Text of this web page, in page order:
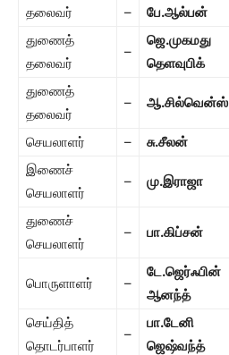
தலைவர் – பே.ஆல்பன்
துணைத்
தலைவர்
–
ஜெ.முகமது
தெளவுபிக்
துணைத்
தலைவர்
– ஆ.சில்வென்ஸ்
செயலாளர் – சு.சீலன்
இணைச்
செயலாளர்
– மு.இராஜா
துணைச்
செயலாளர்
– பா.கிப்சன்
பொருளாளர் –
டே.ஜெர்ஃபின்
ஆனந்த்
செய்தித்
தொடர்பாளர்
–
பா.டேனி
ஜெஷ்வந்த்